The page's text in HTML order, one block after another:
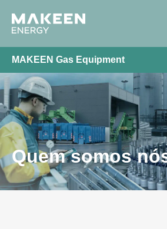
MAKEEN Gas Equipment
Quem somos